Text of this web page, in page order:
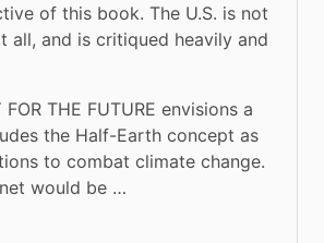
of this book. The U.S. is not
all, and is critiqued heavily and
FOR THE FUTURE envisions a
the Half-Earth concept as
to combat climate change.
would be …